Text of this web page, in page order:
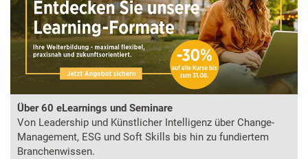
Über 60 eLearnings und Seminare
Von Leadership und Künstlicher Intelligenz über Change-
Management, ESG und Soft Skills bis hin zu fundiertem
Branchenwissen.